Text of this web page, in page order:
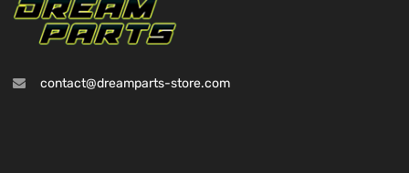
contact@dreamparts-store.com